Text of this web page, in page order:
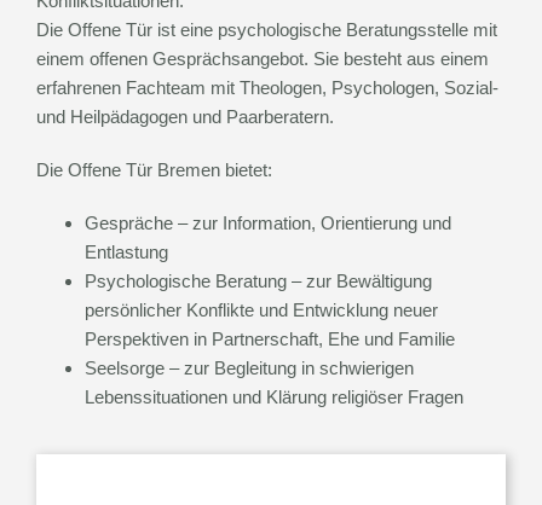
Die Offene Tür ist eine psychologische Beratungsstelle mit
einem offenen Gesprächsangebot. Sie besteht aus einem
erfahrenen Fachteam mit Theologen, Psychologen, Sozial-
und Heilpädagogen und Paarberatern.
Die Offene Tür Bremen bietet:
Gespräche – zur Information, Orientierung und
Entlastung
Psychologische Beratung – zur Bewältigung
persönlicher Konflikte und Entwicklung neuer
Perspektiven in Partnerschaft, Ehe und Familie
Seelsorge – zur Begleitung in schwierigen
Lebenssituationen und Klärung religiöser Fragen